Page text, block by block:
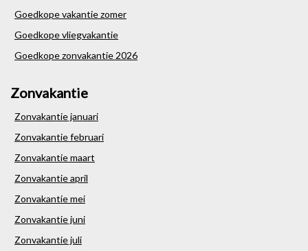
Goedkope vakantie zomer
Goedkope vliegvakantie
Goedkope zonvakantie 2026
Zonvakantie
Zonvakantie januari
Zonvakantie februari
Zonvakantie maart
Zonvakantie april
Zonvakantie mei
Zonvakantie juni
Zonvakantie juli